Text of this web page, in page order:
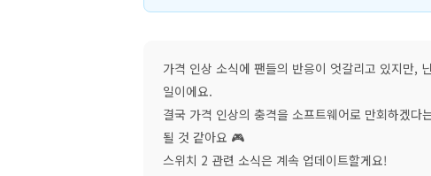
가격 인상 소식에 팬들의 반응이 엇갈리고 있지만,
일이에요.
결국 가격 인상의 충격을 소프트웨어로 만회하겠다
될 것 같아요 🎮
스위치 2 관련 소식은 계속 업데이트할게요!